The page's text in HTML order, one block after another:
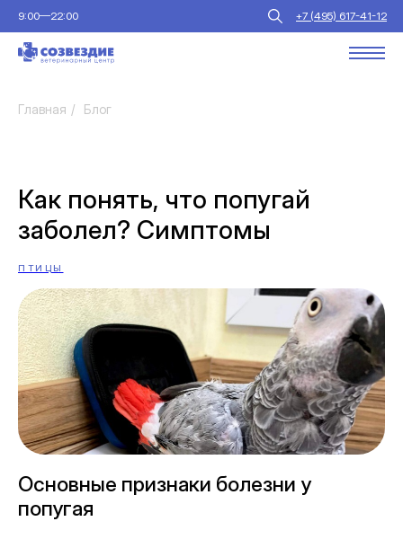
9:00—22:00 +7 (495) 617-41-12
Главная / Блог
Как понять, что попугай
заболел? Симптомы
ПТИЦЫ
Основные признаки болезни у
попугая